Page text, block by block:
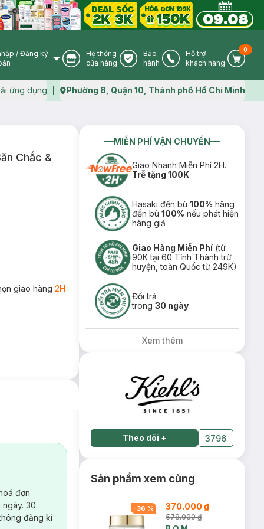
User Icon
/ Đăng ký
Store Icon
Hệ thống
cửa hàng
Warranty Icon
Bảo
hành
Phone Icon
Hỗ trợ
khách hàng
Cart
0
ứng dụng Map icon
Phường 8, Quận 10, Thành phố Hồ Chí Minh
Chắc &
giao hàng 2H
đơn
30
đăng kí
MIỄN PHÍ VẬN CHUYỂN
Giao Nhanh Miễn Phí 2H.
Trễ tặng 100K
Hasaki đền bù100% hãng
đền bù100% nếu phát hiện
hàng giả
Giao Hàng Miễn Phí (từ
90K tại 60 Tỉnh Thành trừ
huyện, toàn Quốc từ 249K)
Đổi trả
trong30 ngày
Xem thêm
Theo dõi + 3796
Sản phẩm xem cùng
-36 % 370.000 ₫
578.000 ₫